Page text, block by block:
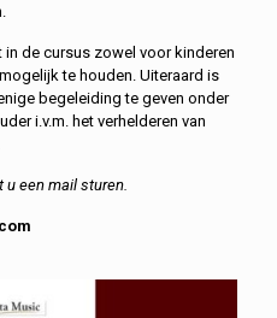
de cursus zowel voor kinderen
te houden. Uiteraard is
begeleiding te geven onder
i.v.m. het verhelderen van
u een mail sturen.